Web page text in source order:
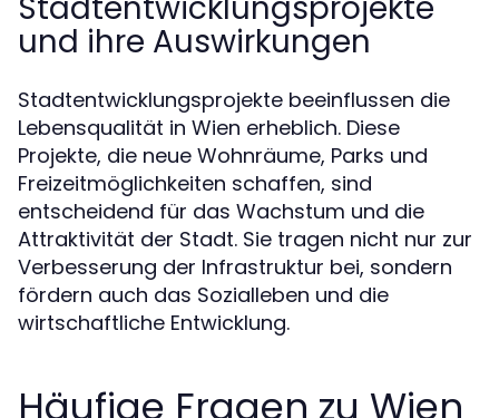
und ihre Auswirkungen
Stadtentwicklungsprojekte beeinflussen die
Lebensqualität in Wien erheblich. Diese
Projekte, die neue Wohnräume, Parks und
Freizeitmöglichkeiten schaffen, sind
entscheidend für das Wachstum und die
Attraktivität der Stadt. Sie tragen nicht nur zur
Verbesserung der Infrastruktur bei, sondern
fördern auch das Sozialleben und die
wirtschaftliche Entwicklung.
Häufige Fragen zu Wien